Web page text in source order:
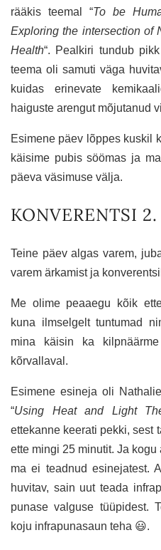
rääkis teemal “To be
Exploring the intersection of
Health“. Pealkiri tundub
teema oli samuti väga
kuidas erinevate
haiguste arengut mõjutanud
Esimene päev lõppes kuskil
käisime pubis söömas ja
päeva väsimuse välja.
KONVERENTSI 2.
Teine päev algas varem,
varem ärkamist ja
Me olime peaaegu kõik
kuna ilmselgelt tuntumad
mina käisin ka
kõrvallaval.
Esimene esineja oli
“Using Heat and Light
ettekanne keerati pekki, sest
ette mingi 25 minutit. Ja
ma ei teadnud esinejatest.
huvitav, sain uut teada
punase valguse tüüpidest.
koju infrapunasaun teha 😃.